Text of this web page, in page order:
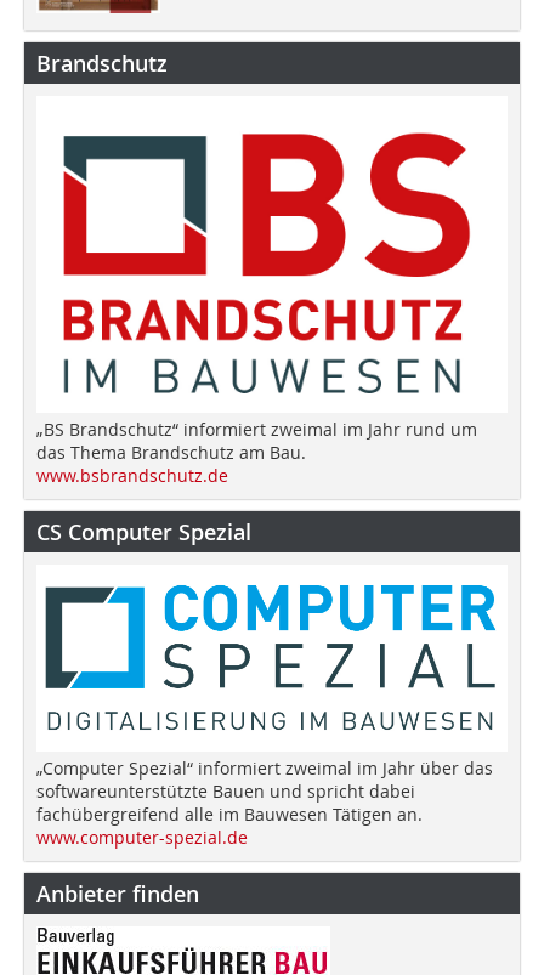
Brandschutz
„BS Brandschutz“ informiert zweimal im Jahr rund um
das Thema Brandschutz am Bau.
www.bsbrandschutz.de
CS Computer Spezial
„Computer Spezial“ informiert zweimal im Jahr über das
softwareunterstützte Bauen und spricht dabei
fachübergreifend alle im Bauwesen Tätigen an.
www.computer-spezial.de
Anbieter finden